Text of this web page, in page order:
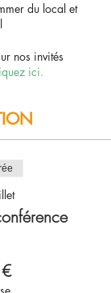
du local et
nos invités
ici.